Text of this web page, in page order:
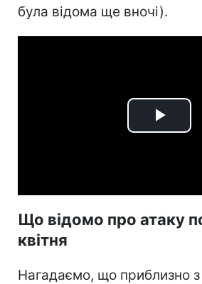
була відома ще вночі).
Play
Що відомо про атаку
квітня
Нагадаємо, що приблизно